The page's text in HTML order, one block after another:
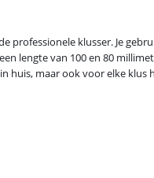
professionele klusser. Je
lengte van 100 en 80
huis, maar ook voor elke klus